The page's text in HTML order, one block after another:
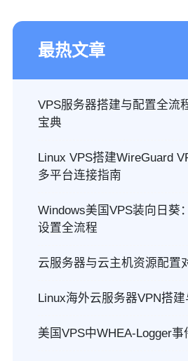
最热文章
VPS服务器搭建与配置全流
宝典
Linux VPS搭建WireGuard
多平台连接指南
Windows美国VPS装向日葵
设置全流程
云服务器与云主机资源配置
Linux海外云服务器VPN搭
美国VPS中WHEA-Logger事